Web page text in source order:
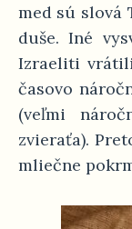
med sú slová
duše. Iné
Izraeliti
časovo
(veľmi
zvieraťa).
mliečne